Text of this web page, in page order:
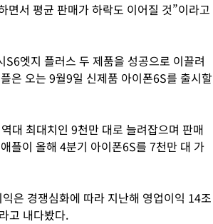
면서 평균 판매가 하락도 이어질 것”이라고
엣지 플러스 두 제품을 성공으로 이끌려
은 오는 9월9일 신제품 아이폰6S를 출시할
대 최대치인 9천만 대로 늘려잡으며 판매
플이 올해 4분기 아이폰6S를 7천만 대 가
은 경쟁심화에 따라 지난해 영업이익 14조
고 내다봤다.